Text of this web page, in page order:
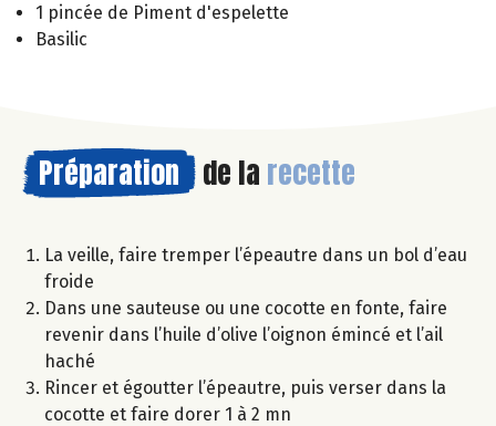
1 pincée de Piment d'espelette
Basilic
Préparation de la recette
La veille, faire tremper l’épeautre dans un bol d’eau
froide
Dans une sauteuse ou une cocotte en fonte, faire
revenir dans l’huile d’olive l’oignon émincé et l’ail
haché
Rincer et égoutter l’épeautre, puis verser dans la
cocotte et faire dorer 1 à 2 mn